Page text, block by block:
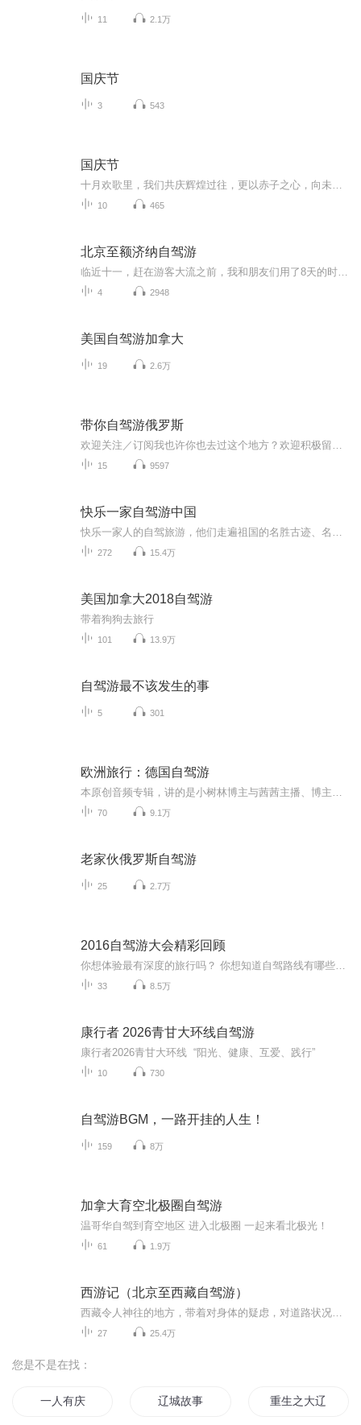
11 2.1万
国庆节
3 543
国庆节
10 465
北京至额济纳自驾游
4 2948
美国自驾游加拿大
19 2.6万
带你自驾游俄罗斯
15 9597
快乐一家自驾游中国
272 15.4万
美国加拿大2018自驾游
带着狗狗去旅行
101 13.9万
自驾游最不该发生的事
5 301
欧洲旅行：德国自驾游
70 9.1万
老家伙俄罗斯自驾游
25 2.7万
2016自驾游大会精彩回顾
33 8.5万
康行者 2026青甘大环线自驾游
康行者2026青甘大环线 “阳光、健康、互爱、践行”
10 730
自驾游BGM，一路开挂的人生！
159 8万
加拿大育空北极圈自驾游
温哥华自驾到育空地区 进入北极圈 一起来看北极光！
61 1.9万
西游记（北京至西藏自驾游）
27 25.4万
您是不是在找：
一人有庆 辽城故事 重生之大辽王妃